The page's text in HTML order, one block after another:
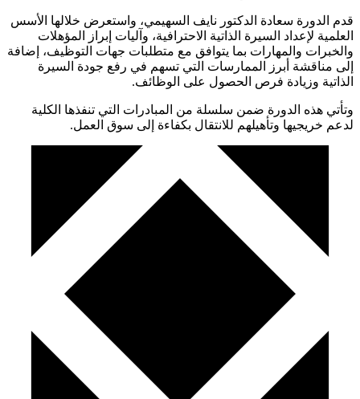
قدم الدورة سعادة الدكتور نايف السهيمي، واستعرض خلالها الأسس
العلمية لإعداد السيرة الذاتية الاحترافية، وآليات إبراز المؤهلات
والخبرات والمهارات بما يتوافق مع متطلبات جهات التوظيف، إضافة
إلى مناقشة أبرز الممارسات التي تسهم في رفع جودة السيرة
الذاتية وزيادة فرص الحصول على الوظائف.
وتأتي هذه الدورة ضمن سلسلة من المبادرات التي تنفذها الكلية
لدعم خريجيها وتأهيلهم للانتقال بكفاءة إلى سوق العمل.